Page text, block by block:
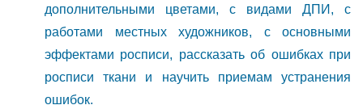
дополнительными цветами, с видами ДПИ, с
работами местных художников, с основными
эффектами росписи, рассказать об ошибках при
росписи ткани и научить приемам устранения
ошибок.